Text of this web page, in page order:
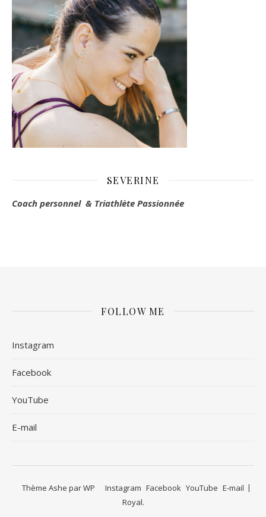
SEVERINE
Coach personnel & Triathlète Passionnée
FOLLOW ME
Instagram
Facebook
YouTube
E-mail
Instagram Facebook YouTube E-mail
Thème Ashe parWP
Royal.